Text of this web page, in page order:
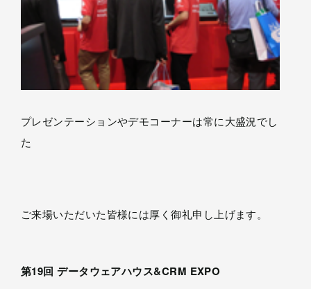
プレゼンテーションやデモコーナーは常に大盛況でし
た
ご来場いただいた皆様には厚く御礼申し上げます。
第19回 データウェアハウス&CRM EXPO